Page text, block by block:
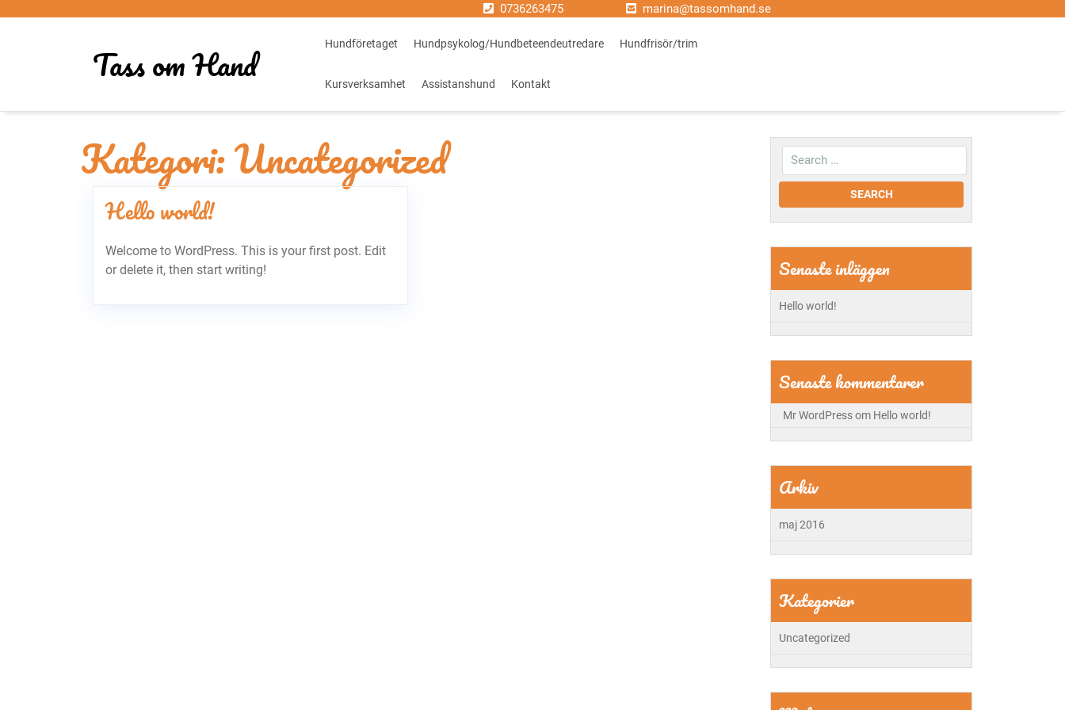
0736263475 marina@tassomhand.se
Tass om Hand Hundföretaget Hundpsykolog/Hundbeteendeutredare Hundfrisör/trim
Kursverksamhet Assistanshund Kontakt
Kategori:Uncategorized
Hello world!
Welcome to WordPress. This is your first post. Edit
or delete it, then start writing!
Senaste inläggen
Hello world!
Senaste kommentarer
Mr WordPressom Hello world!
Arkiv
maj 2016
Kategorier
Uncategorized